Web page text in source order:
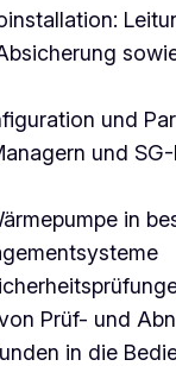
und
und
in
Prüf- und
in die